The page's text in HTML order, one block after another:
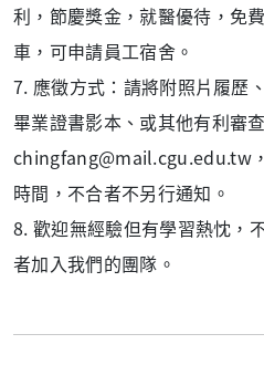
利，節慶獎金，就醫優待，免
車，可申請員工宿舍。
7. 應徵方式：請將附照片履歷
畢業證書影本、或其他有利審
chingfang@mail.cgu.edu.tw
時間，不合者不另行通知。
8. 歡迎無經驗但有學習熱忱，
者加入我們的團隊。